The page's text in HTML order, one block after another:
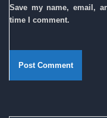
Save my name, email,
time I comment.